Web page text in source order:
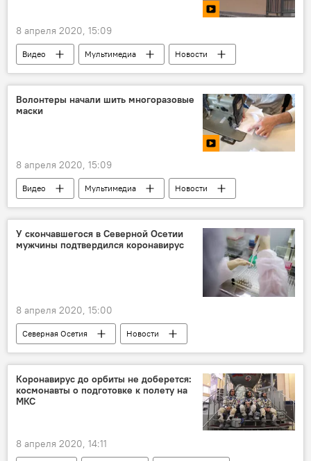
8 апреля 2020, 15:09
Видео Мультимедиа Новости
Волонтеры начали шить многоразовые
маски
8 апреля 2020, 15:09
Видео Мультимедиа
Новости
Южная Осетия
У скончавшегося в Северной Осетии
мужчины подтвердился коронавирус
8 апреля 2020, 15:00
Северная Осетия
Новости
Коронавирус
Коронавирус до орбиты не доберется:
космонавты о подготовке к полету на
МКС
8 апреля 2020, 14:11